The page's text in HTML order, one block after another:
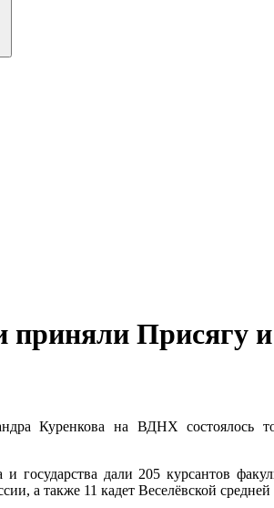
Присягу
Куренкова на ВДНХ состоялось
дали 205 курсантов
а также 11 кадет Веселёвской